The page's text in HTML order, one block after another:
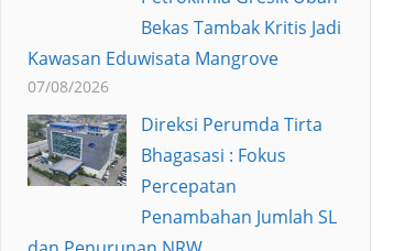
Bekas Tambak Kritis Jadi
Kawasan Eduwisata Mangrove
07/08/2026
Direksi Perumda Tirta
Bhagasasi : Fokus
Percepatan
Penambahan Jumlah SL